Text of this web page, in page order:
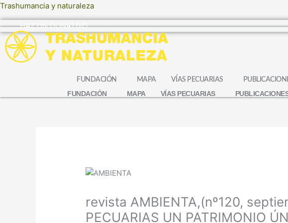
Ir
al
contenido
Trashumancia y naturaleza
HAZ UN DONATIVO
FUNDACIÓN MAPA VÍAS PECUARIAS
FUNDACIÓN MAPA VÍAS PECUARIAS
revista AMBIENTA,(nº120,
PECUARIAS UN PATRIMONIO